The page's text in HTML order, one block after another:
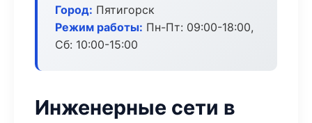
Город: Пятигорск
Режим работы: Пн-Пт: 09:00-18:00,
Сб: 10:00-15:00
Инженерные сети в